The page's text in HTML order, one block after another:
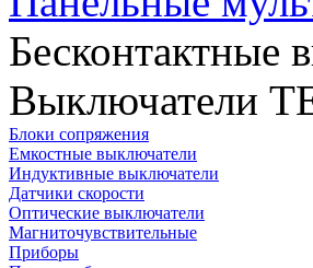
Бесконтактные
Выключатели
Блоки сопряжения
Емкостные выключатели
Индуктивные выключатели
Датчики скорости
Оптические выключатели
Магниточувствительные
Приборы